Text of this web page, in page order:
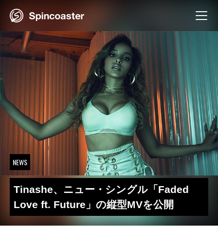
NEWS
Tinashe、ニュー・シングル「Faded
Love ft. Future」の縦型MVを公開